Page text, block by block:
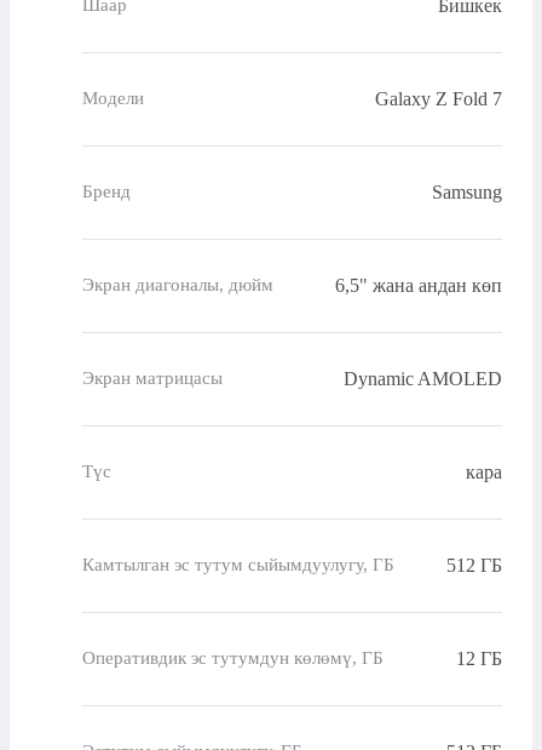
Шаар Бишкек
Модели Galaxy Z Fold 7
Бренд Samsung
Экран диагоналы, дюйм 6,5" жана андан көп
Экран матрицасы Dynamic AMOLED
Түс кара
Камтылган эс тутум сыйымдуулугу, ГБ 512 ГБ
Оперативдик эс тутумдун көлөмү, ГБ 12 ГБ